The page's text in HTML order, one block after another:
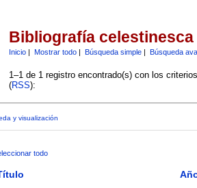
Bibliografía celestinesca
Inicio| Mostrar todo| Búsqueda simple| Búsqueda
1–1 de 1 registro encontrado(s) con los
(RSS):
y visualización
todo